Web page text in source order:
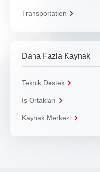
Transportation
Daha Fazla Kaynak
Teknik Destek
İş Ortakları
Kaynak Merkezi